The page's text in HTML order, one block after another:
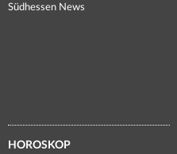
Südhessen News
HOROSKOP